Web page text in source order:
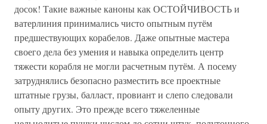
досок! Такие важные каноны как ОСТОЙЧИВОСТЬ и
ватерлиния принимались чисто опытным путём
предшествующих корабелов. Даже опытные мастера
своего дела без умения и навыка определить центр
тяжести корабля не могли расчетным путём. А посему
затруднялись безопасно разместить все проектные
штатные грузы, балласт, провиант и слепо следовали
опыту других. Это прежде всего тяжеленные